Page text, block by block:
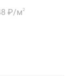
₽/м2